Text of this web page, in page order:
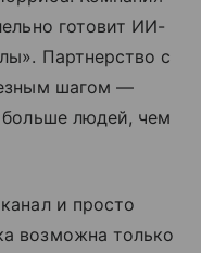
готовит ИИ-
Партнерство с
шагом —
больше людей, чем
и просто
возможна только